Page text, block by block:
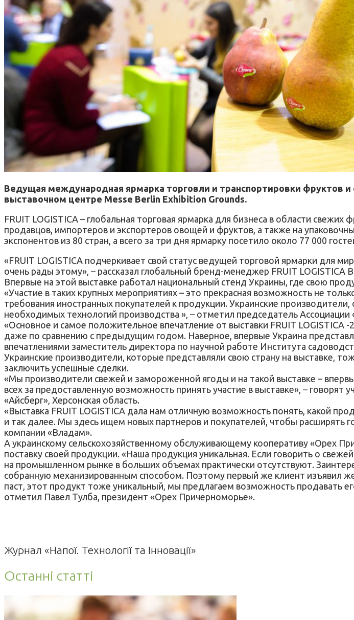
Ведущая международная ярмарка торговли и транспортировки фруктов и
выставочном центре Messe Berlin Exhibition Grounds.
FRUIT LOGISTICA – глобальная торговая ярмарка для бизнеса в области
продавцов, импортеров и экспортеров овощей и фруктов, а также на
экспонентов из 80 стран, а всего за три дня ярмарку посетило около 77 000
«FRUIT LOGISTICA подчеркивает свой статус ведущей торговой ярмарки для
очень рады этому», – рассказал глобальный бренд-менеджер FRUIT
Впервые на этой выставке работал национальный стенд Украины, где свою
«Участие в таких крупных мероприятиях – это прекрасная возможность не
требования иностранных покупателей к продукции. Украинские
необходимых технологий производства », – отметил председатель
«Основное и самое положительное впечатление от выставки FRUIT
даже по сравнению с предыдущим годом. Наверное, впервые Украина
впечатлениями заместитель директора по научной работе Института
Украинские производители, которые представляли свою страну на выставке,
заключить успешные сделки.
«Мы производители свежей и замороженной ягоды и на такой выставке –
всех за предоставленную возможность принять участие в выставке», –
«Айсберг», Херсонская область.
«Выставка FRUIT LOGISTICA дала нам отличную возможность понять, какой
и так далее. Мы здесь ищем новых партнеров и покупателей, чтобы расширять
компании «Владам».
А украинскому сельскохозяйственному обслуживающему кооперативу «Орех
поставку своей продукции. «Наша продукция уникальная. Если говорить о
на промышленном рынке в больших объемах практически отсутствуют.
собранную механизированным способом. Поэтому первый же клиент изъявил
паст, этот продукт тоже уникальный, мы предлагаем возможность продавать
отметил Павел Тулба, президент «Орех Причерноморье».
Журнал «Напої. Технології та Інновації»
Останні статті